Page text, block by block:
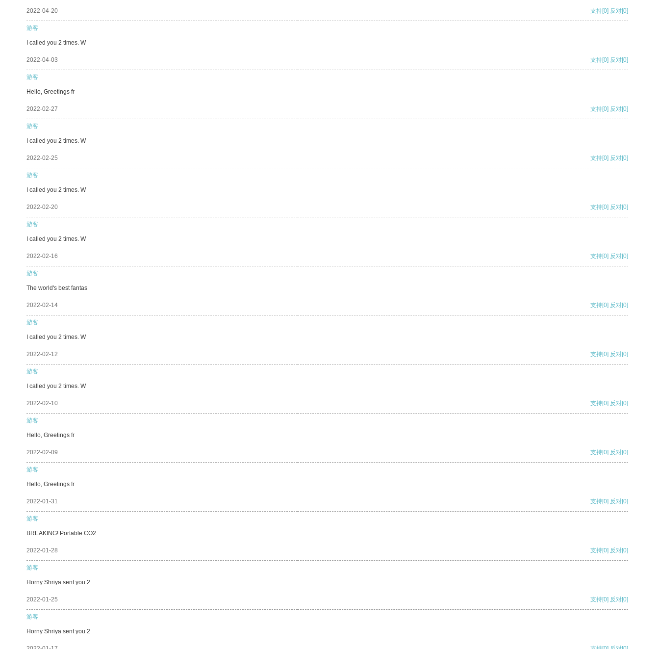
2022-04-20 支持[0] 反对[0]
游客
I called you 2 times. W
2022-04-03 支持[0] 反对[0]
游客
Hello, Greetings fr
2022-02-27 支持[0] 反对[0]
游客
I called you 2 times. W
2022-02-25 支持[0] 反对[0]
游客
I called you 2 times. W
2022-02-20 支持[0] 反对[0]
游客
I called you 2 times. W
2022-02-16 支持[0] 反对[0]
游客
The world's best fantas
2022-02-14 支持[0] 反对[0]
游客
I called you 2 times. W
2022-02-12 支持[0] 反对[0]
游客
I called you 2 times. W
2022-02-10 支持[0] 反对[0]
游客
Hello, Greetings fr
2022-02-09 支持[0] 反对[0]
游客
Hello, Greetings fr
2022-01-31 支持[0] 反对[0]
游客
BREAKING! Portable CO2
2022-01-28 支持[0] 反对[0]
游客
Horny Shriya sent you 2
2022-01-25 支持[0] 反对[0]
游客
Horny Shriya sent you 2